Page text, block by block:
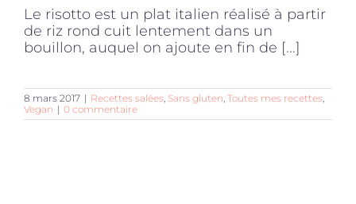
Le risotto est un plat italien réalisé à partir
de riz rond cuit lentement dans un
bouillon, auquel on ajoute en fin de [...]
8 mars 2017 | Recettes salées, Sans gluten, Toutes mes recettes,
Vegan | 0 commentaire